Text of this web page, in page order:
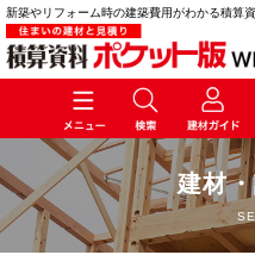
新築やリフォーム時の建築費用がわかる積算
建材